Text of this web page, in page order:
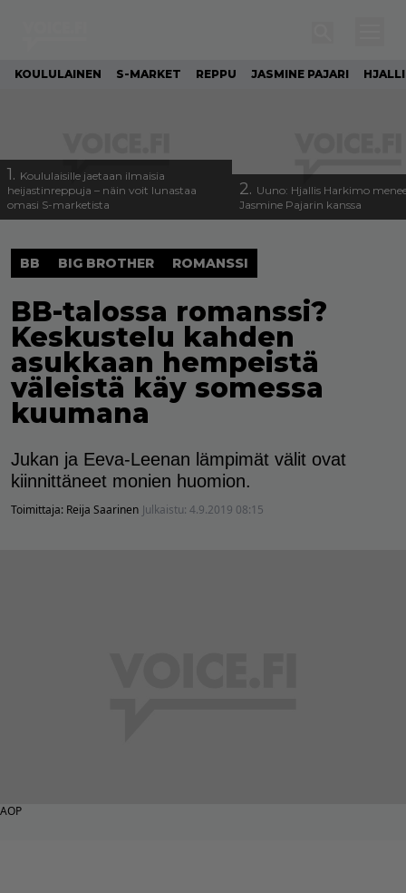
KOULULAINEN S-MARKET REPPU JASMINE PAJARI
1. Koululaisille jaetaan ilmaisia
heijastinreppuja – näin voit lunastaa
omasi S-marketista
2. Uuno: Hjallis Harkimo
Jasmine Pajarin kanssa
BB BIG BROTHER ROMANSSI
BB-talossa romanssi?
Keskustelu kahden
asukkaan hempeistä
väleistä käy somessa
kuumana
Jukan ja Eeva-Leenan lämpimät välit ovat
kiinnittäneet monien huomion.
Toimittaja: Reija Saarinen Julkaistu: 4.9.2019 08:15
AOP